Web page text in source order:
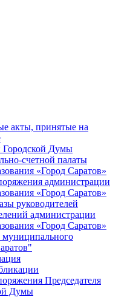
акты, принятые на
Городской Думы
счетной палаты
«Город Саратов»
администрации
«Город Саратов»
руководителей
администрации
«Город Саратов»
муниципального
Председателя
Думы